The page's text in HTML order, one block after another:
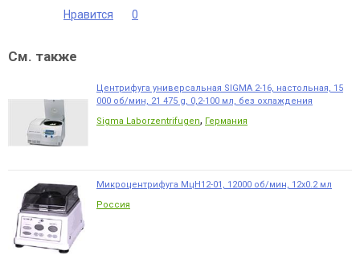
Нравится 0
См. также
Центрифуга универсальная SIGMA 2-16, настольная, 15
000 об/мин, 21 475 g, 0,2-100 мл, без охлаждения
Sigma Laborzentrifugen, Германия
Микроцентрифуга МцН12-01, 12000 об/мин, 12х0.2 мл
Россия